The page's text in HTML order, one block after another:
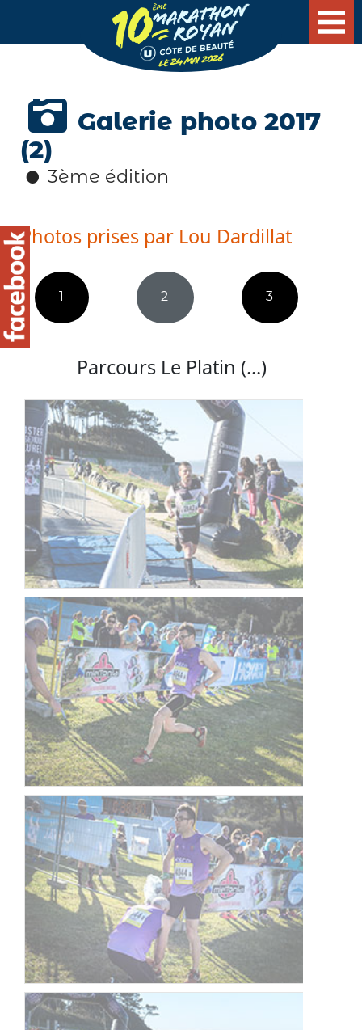
Galerie photo 2017
(2)
3ème édition
Photos prises par Lou Dardillat
2 3
Parcours Le Platin (...)